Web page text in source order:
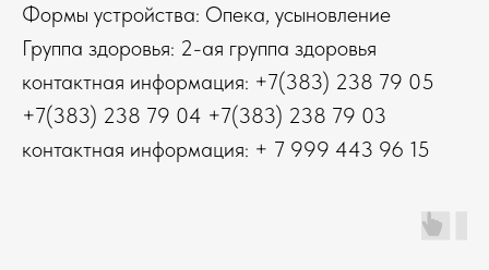
Формы устройства: Опека, усыновление
Группа здоровья: 2-ая группа здоровья
контактная информация: +7(383) 238 79 05
+7(383) 238 79 04 +7(383) 238 79 03
контактная информация: + 7 999 443 96 15